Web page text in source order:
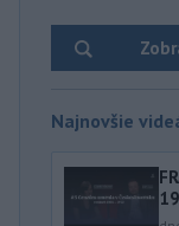
Najnovšie